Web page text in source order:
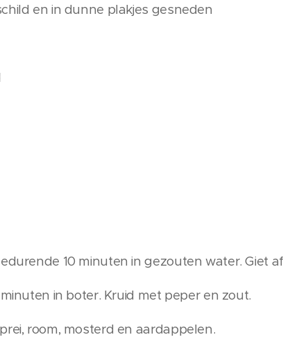
en in dunne plakjes gesneden
10 minuten in gezouten water. Giet
in boter. Kruid met peper en zout.
room, mosterd en aardappelen.